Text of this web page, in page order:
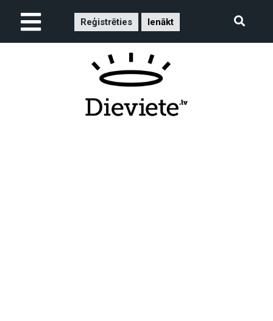
Reģistrēties Ienākt